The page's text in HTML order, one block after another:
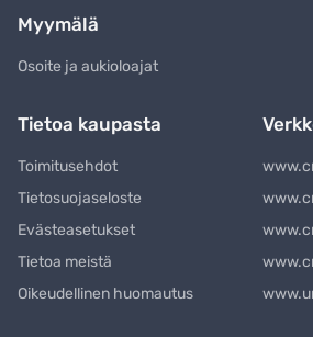
Myymälä
Osoite ja aukioloajat
Tietoa kaupasta
Toimitusehdot
Tietosuojaseloste
Evästeasetukset
Tietoa meistä
Oikeudellinen huomautus